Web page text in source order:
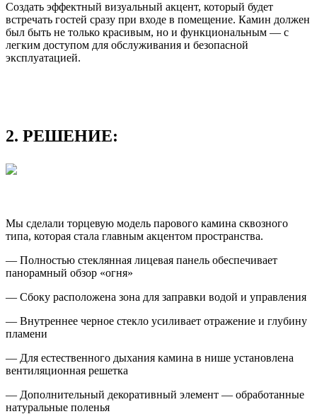
Создать эффектный визуальный акцент, который будет
встречать гостей сразу при входе в помещение. Камин должен
был быть не только красивым, но и функциональным — с
легким доступом для обслуживания и безопасной
эксплуатацией.
2. РЕШЕНИЕ:
Мы сделали торцевую модель парового камина сквозного
типа, которая стала главным акцентом пространства.
— Полностью стеклянная лицевая панель обеспечивает
панорамный обзор «огня»
— Сбоку расположена зона для заправки водой и управления
— Внутреннее черное стекло усиливает отражение и глубину
пламени
— Для естественного дыхания камина в нише установлена
вентиляционная решетка
— Дополнительный декоративный элемент — обработанные
натуральные поленья